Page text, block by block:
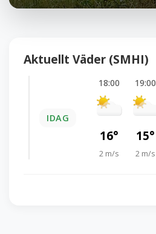
Aktuellt Väder (SMHI)
IDAG
18:00
16°
2 m/s
19:00
15°
2 m/s